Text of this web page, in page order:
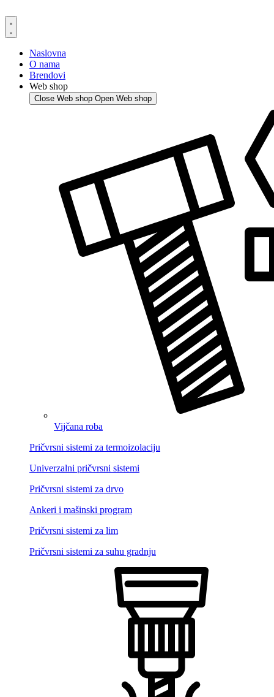
to
content
Naslovna
O nama
Brendovi
Web shop
Close Web shop Open Web shop
Vijčana roba
Pričvrsni sistemi za termoizolaciju
Univerzalni pričvrsni sistemi
Pričvrsni sistemi za drvo
Ankeri i mašinski program
Pričvrsni sistemi za lim
Pričvrsni sistemi za suhu gradnju